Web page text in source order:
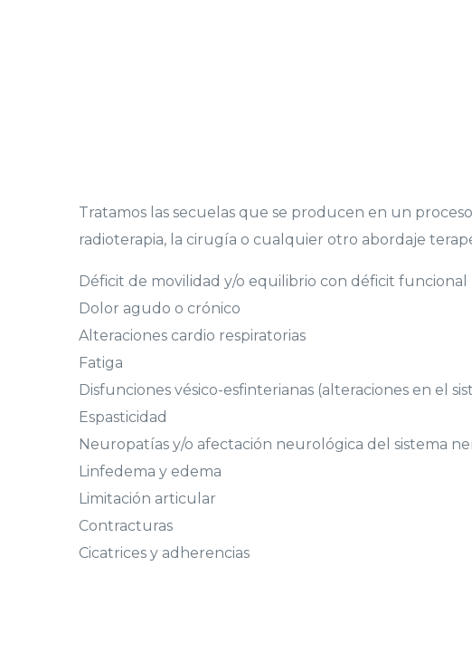
Tratamos las secuelas que se producen en un
radioterapia, la cirugía o cualquier otro abordaje
Déficit de movilidad y/o equilibrio con déficit funcional
Dolor agudo o crónico
Alteraciones cardio respiratorias
Fatiga
Disfunciones vésico-esfinterianas (alteraciones en el
Espasticidad
Neuropatías y/o afectación neurológica del sistema
Linfedema y edema
Limitación articular
Contracturas
Cicatrices y adherencias